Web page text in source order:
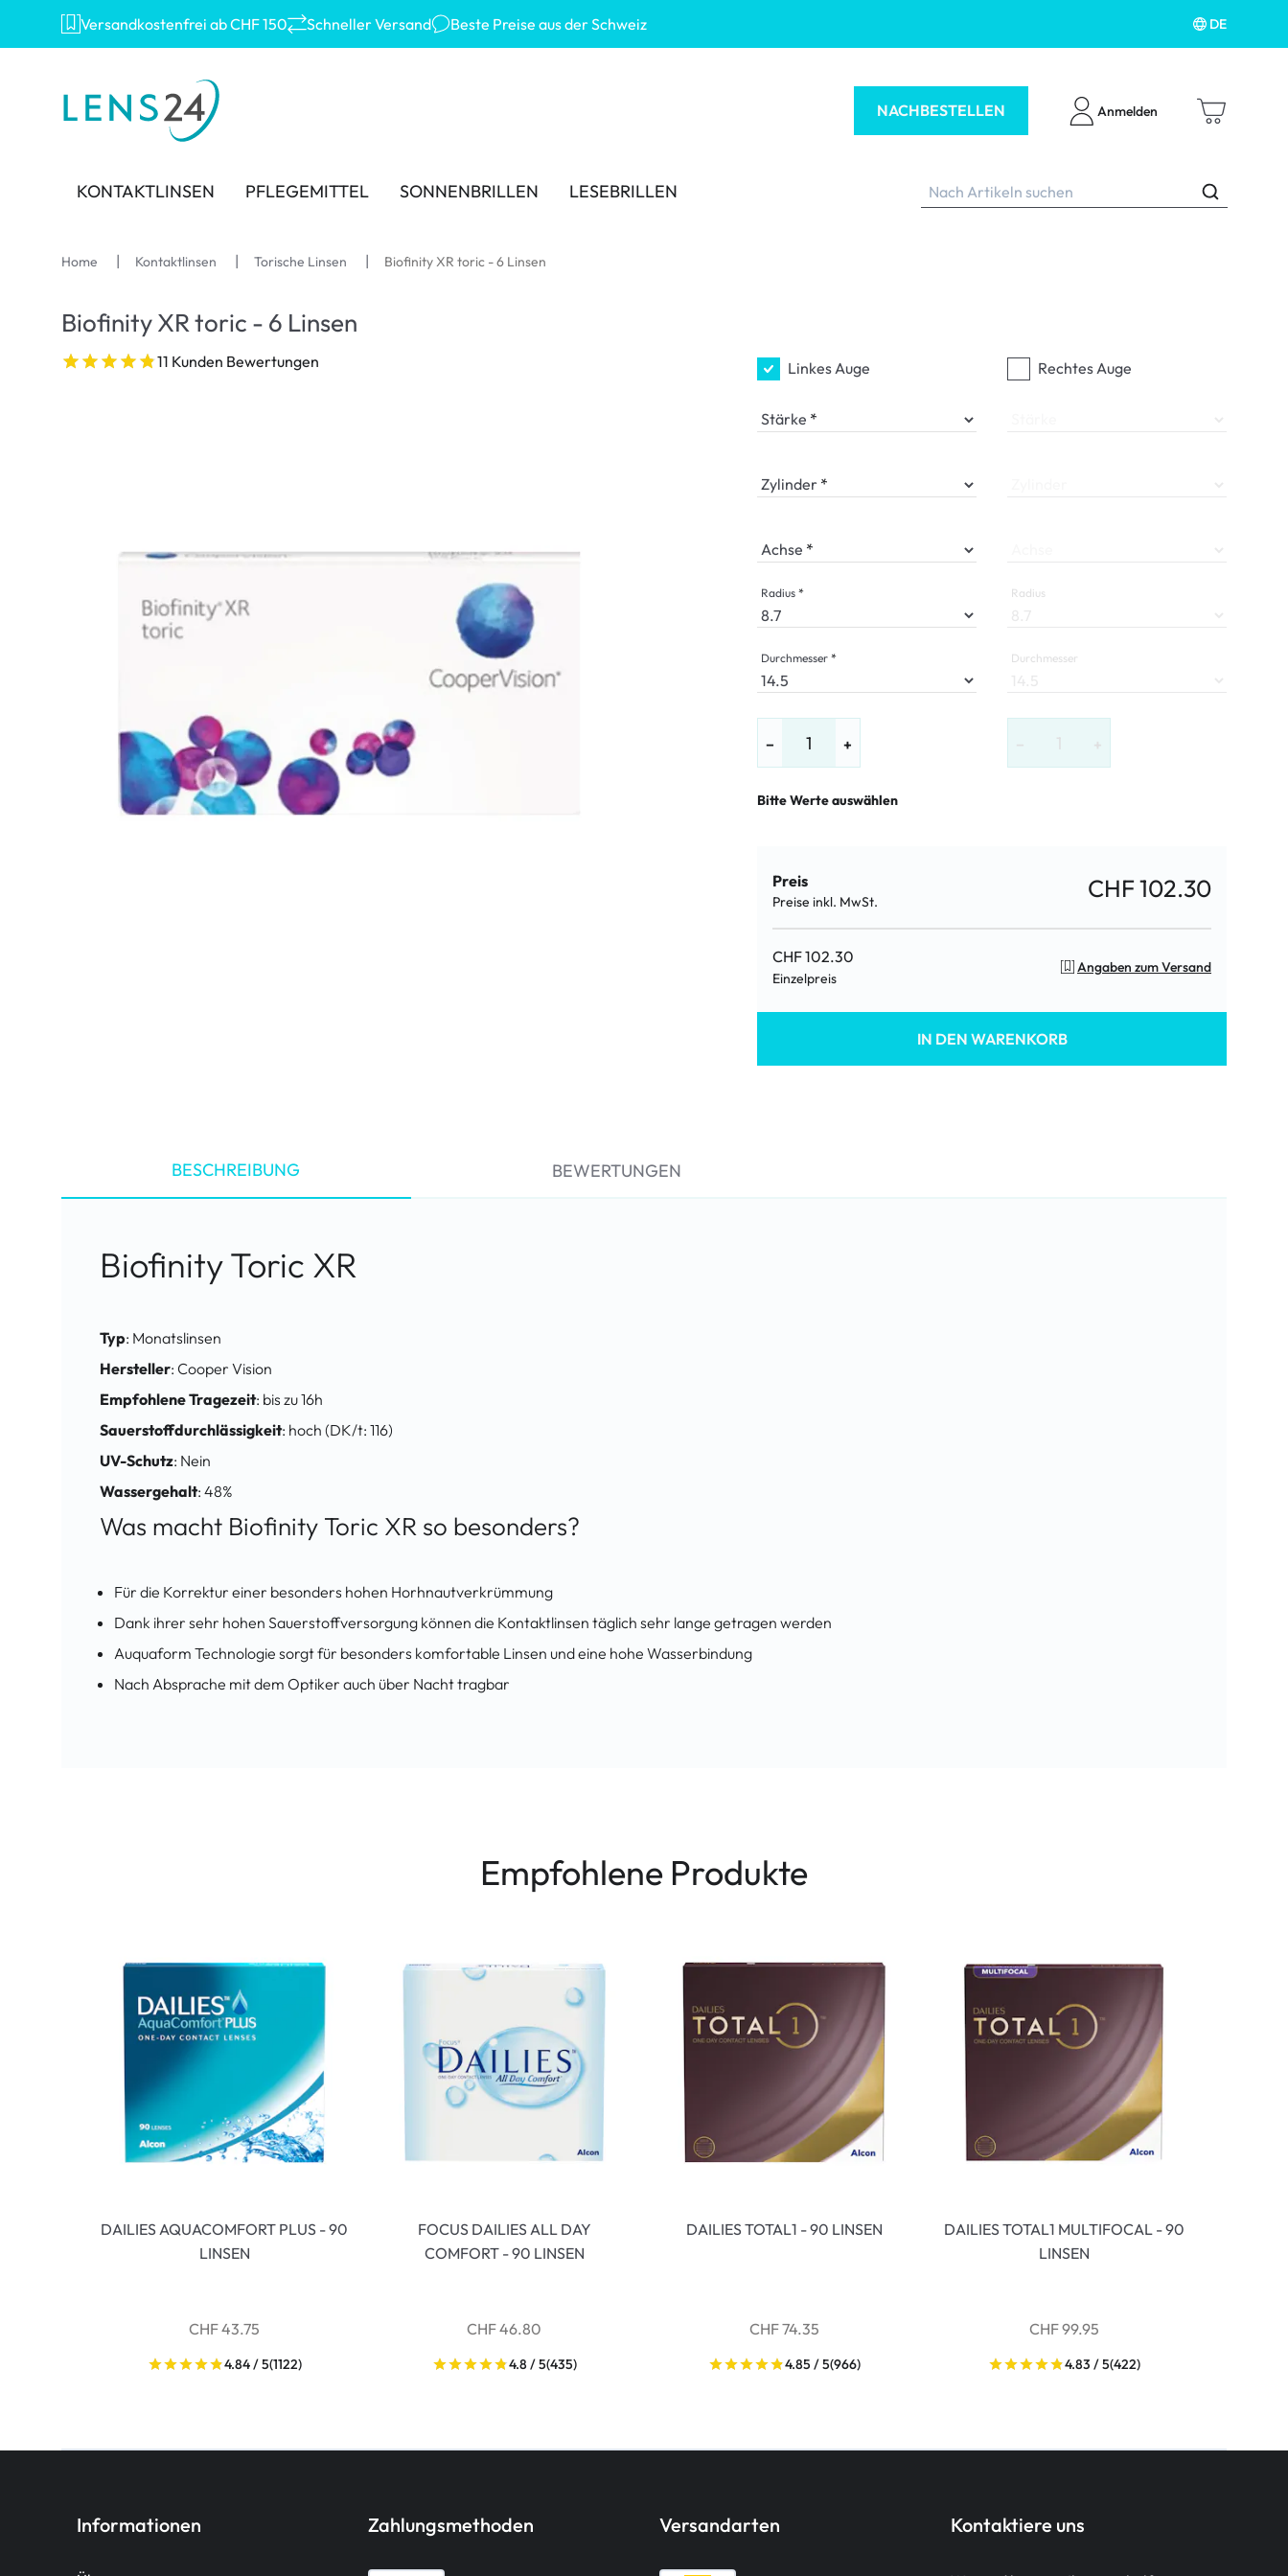
Versandkostenfrei ab CHF 150 Schneller Versand Beste Preise aus der Schweiz DE
NACHBESTELLEN Anmelden
KONTAKTLINSEN
MARKEN
Ultra
Biotrue
Freshlook
KATEGORIE
Torische Linsen
Multifokale Linsen
TRAGEDAUER
PFLEGEMITTEL
MARKEN
AOSEPT
Opti-Free
KATEGORIEN
SONNENBRILLEN
TOP MARKEN
LESEBRILLEN
Home Kontaktlinsen Torische Linsen Biofinity XR toric - 6 Linsen
Biofinity XR toric - 6 Linsen
11 Kunden Bewertungen Linkes Auge
Stärke
Zylinder
Achse
Radius
Durchmesser
− +
Bitte Werte auswählen
Rechtes Auge
Radius
Durchmesser
− +
Preis
Preise inkl. MwSt. CHF 102.30
CHF 102.30
Einzelpreis
Angaben zum Versand
IN DEN WARENKORB
BESCHREIBUNG
Biofinity Toric XR
Typ: Monatslinsen
Hersteller: Cooper Vision
Empfohlene Tragezeit: bis zu 16h
Sauerstoffdurchlässigkeit: hoch (DK/t: 116)
UV-Schutz: Nein
Wassergehalt: 48%
Was macht Biofinity Toric XR so besonders?
Für die Korrektur einer besonders hohen Horhnautverkrümmung
Dank ihrer sehr hohen Sauerstoffversorgung können die Kontaktlinsen täglich sehr lange getragen werden
Auquaform Technologie sorgt für besonders komfortable Linsen und eine hohe Wasserbindung
Nach Absprache mit dem Optiker auch über Nacht tragbar
BEWERTUNGEN
Empfohlene Produkte
DAILIES AQUACOMFORT PLUS - 90
LINSEN
CHF 43.75
4.84 / 5(1122)
FOCUS DAILIES ALL DAY
COMFORT - 90 LINSEN
CHF 46.80
4.8 / 5(435)
DAILIES TOTAL1 - 90 LINSEN
CHF 74.35
4.85 / 5(966)
DAILIES TOTAL1 MULTIFOCAL - 90
LINSEN
CHF 99.95
4.83 / 5(422)
Informationen Zahlungsmethoden Versandarten Kontaktiere uns